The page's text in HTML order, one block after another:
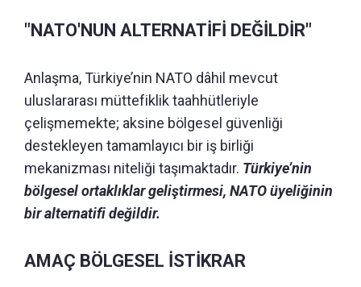
"NATO'NUN ALTERNATİFİ DEĞİLDİR"
Anlaşma, Türkiye’nin NATO dâhil mevcut
uluslararası müttefiklik taahhütleriyle
çelişmemekte; aksine bölgesel güvenliği
destekleyen tamamlayıcı bir iş birliği
mekanizması niteliği taşımaktadır. Türkiye’nin
bölgesel ortaklıklar geliştirmesi, NATO üyeliğinin
bir alternatifi değildir.
AMAÇ BÖLGESEL İSTİKRAR